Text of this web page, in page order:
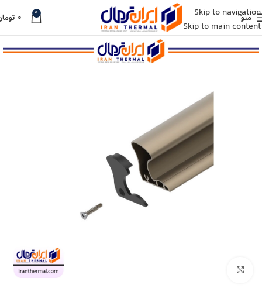
Skip to navigation
Skip to main content
منو 0 ۰